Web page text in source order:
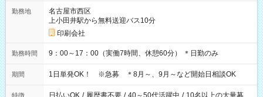
勤務地
名古屋市西区
上小田井駅から無料送迎バス10分
印刷会社
勤務時間 9：00～17：00（実働7時間、休憩60分） ＊日勤のみ
期間 1日単発OK！ ※急募 ＊8月～、9月～など開始日相談OK
特徴 日払いOK / 履歴書不要 / 40～50代活躍中 / 10名以上の大量募